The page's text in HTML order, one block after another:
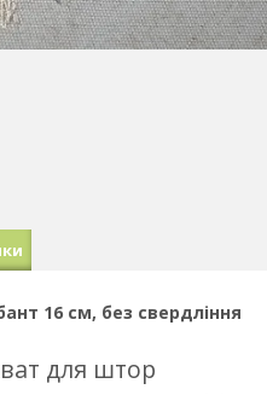
16 см, без свердління
для штор